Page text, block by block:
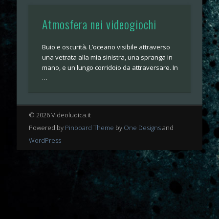
Atmosfera nei videogiochi
Buio e oscurità. L’oceano visibile attraverso
una vetrata alla mia sinistra, una spranga in
mano, e un lungo corridoio da attraversare. In
…
© 2026 Videoludica.it
Powered by Pinboard Theme by One Designsand
WordPress